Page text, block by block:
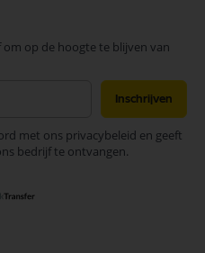
op de hoogte te blijven van
Inschrijven
met ons privacybeleid en geeft
bedrijf te ontvangen.